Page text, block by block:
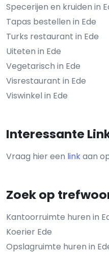
Specerijen en kruiden in
Tapas bestellen in Ede
Turks restaurant in Ede
Uiteten in Ede
Vegetarisch in Ede
Visrestaurant in Ede
Viswinkel in Ede
Interessante
Vraag hier een linkaan
Zoek op
Kantoorruimte huren in
Koerier Ede
Opslagruimte huren in